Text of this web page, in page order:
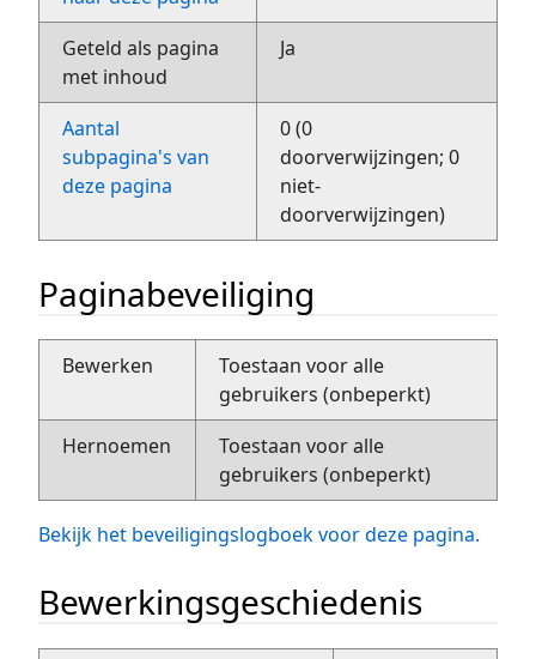
Geteld als pagina
met inhoud
Ja
Aantal
subpagina's van
deze pagina
0 (0
doorverwijzingen; 0
niet-
doorverwijzingen)
Paginabeveiliging
Bewerken
Toestaan voor alle
gebruikers (onbeperkt)
Hernoemen
Toestaan voor alle
gebruikers (onbeperkt)
Bekijk het beveiligingslogboek voor deze pagina.
Bewerkingsgeschiedenis